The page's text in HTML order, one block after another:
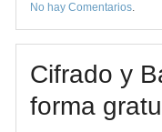
No hay Comentarios.
Cifrado y
forma